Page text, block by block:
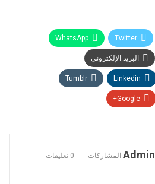
Twitter
WhatsApp
البريد الإلكتروني
Linkedin
Tumblr
Google+
Admin 0 تعليقات